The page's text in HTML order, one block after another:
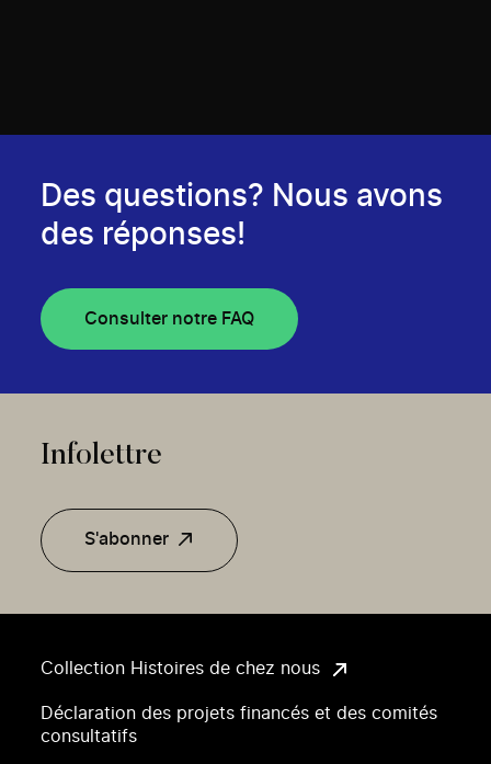
Collection Histoires de chez nous
Déclaration des projets financés et des comités
consultatifs
Des questions? Nous avons
des réponses!
Consulter notre FAQ
Infolettre
S'abonner